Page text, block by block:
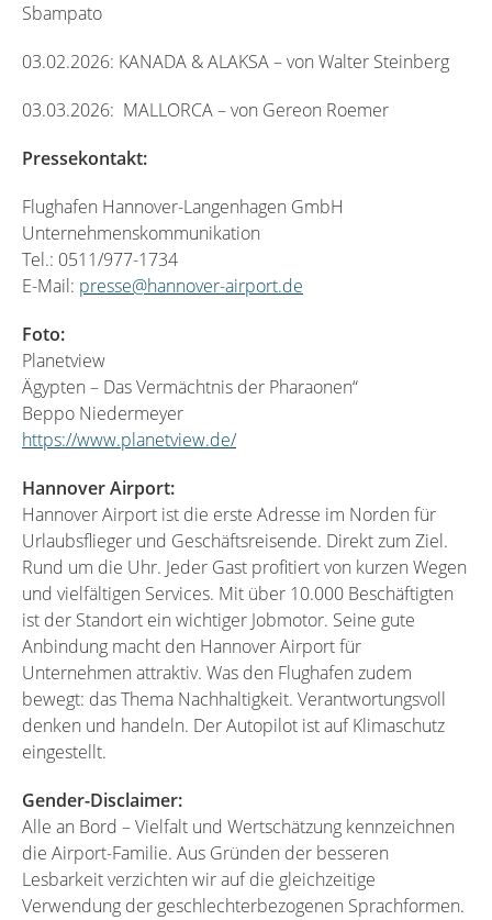
Sbampato
03.02.2026: KANADA & ALAKSA – von Walter Steinberg
03.03.2026: MALLORCA – von Gereon Roemer
Pressekontakt:
Flughafen Hannover-Langenhagen GmbH
Unternehmenskommunikation
Tel.: 0511/977-1734
E-Mail: presse@hannover-airport.de
Foto:
Planetview
Ägypten – Das Vermächtnis der Pharaonen“
Beppo Niedermeyer
https://www.planetview.de/
Hannover Airport:
Hannover Airport ist die erste Adresse im Norden für
Urlaubsflieger und Geschäftsreisende. Direkt zum Ziel.
Rund um die Uhr. Jeder Gast profitiert von kurzen Wegen
und vielfältigen Services. Mit über 10.000 Beschäftigten
ist der Standort ein wichtiger Jobmotor. Seine gute
Anbindung macht den Hannover Airport für
Unternehmen attraktiv. Was den Flughafen zudem
bewegt: das Thema Nachhaltigkeit. Verantwortungsvoll
denken und handeln. Der Autopilot ist auf Klimaschutz
eingestellt.
Gender-Disclaimer:
Alle an Bord – Vielfalt und Wertschätzung kennzeichnen
die Airport-Familie. Aus Gründen der besseren
Lesbarkeit verzichten wir auf die gleichzeitige
Verwendung der geschlechterbezogenen Sprachformen.